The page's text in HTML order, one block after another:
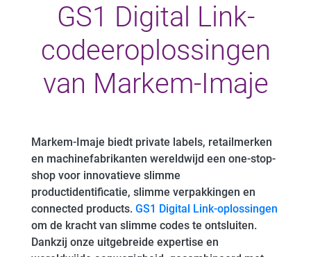
GS1 Digital Link-
codeeroplossingen
van Markem-Imaje
Markem-Imaje biedt private labels, retailmerken
en machinefabrikanten wereldwijd een one-stop-
shop voor innovatieve slimme
productidentificatie, slimme verpakkingen en
connected products. GS1 Digital Link-oplossingen
om de kracht van slimme codes te ontsluiten.
Dankzij onze uitgebreide expertise en